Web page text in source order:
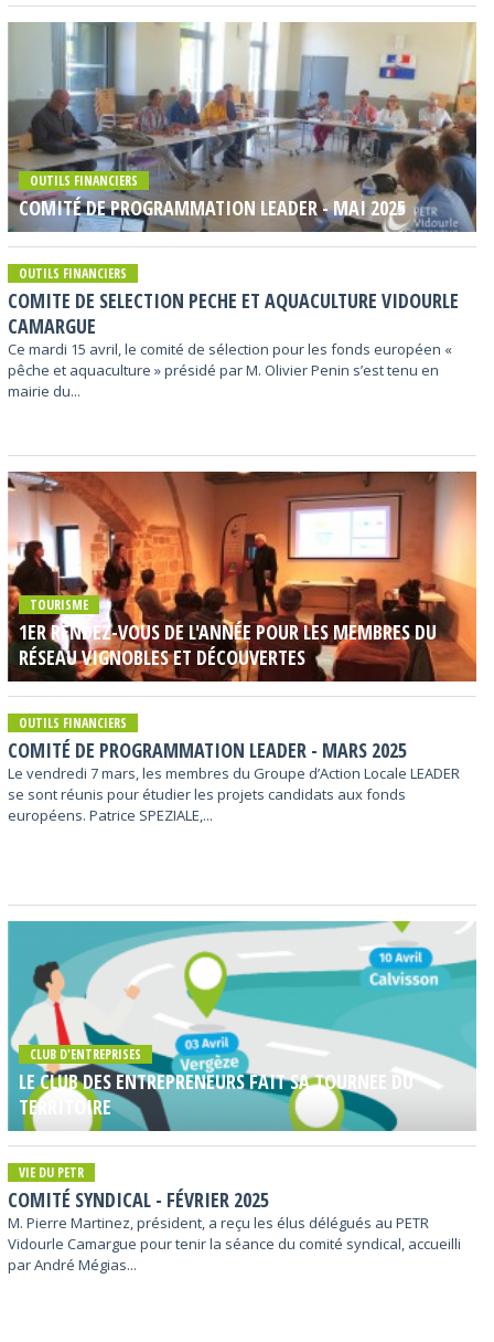
OUTILS FINANCIERS
COMITÉ DE PROGRAMMATION LEADER - MAI 2025
OUTILS FINANCIERS
COMITE DE SELECTION PECHE ET AQUACULTURE VIDOURLE
CAMARGUE
Ce mardi 15 avril, le comité de sélection pour les fonds européen «
pêche et aquaculture » présidé par M. Olivier Penin s’est tenu en
mairie du...
TOURISME
1ER RENDEZ-VOUS DE L'ANNÉE POUR LES MEMBRES DU
RÉSEAU VIGNOBLES ET DÉCOUVERTES
OUTILS FINANCIERS
COMITÉ DE PROGRAMMATION LEADER - MARS 2025
Le vendredi 7 mars, les membres du Groupe d’Action Locale LEADER
se sont réunis pour étudier les projets candidats aux fonds
européens. Patrice SPEZIALE,...
CLUB D'ENTREPRISES
LE CLUB DES ENTREPRENEURS FAIT SA TOURNEE DU
TERRITOIRE
VIE DU PETR
COMITÉ SYNDICAL - FÉVRIER 2025
M. Pierre Martinez, président, a reçu les élus délégués au PETR
Vidourle Camargue pour tenir la séance du comité syndical, accueilli
par André Mégias...